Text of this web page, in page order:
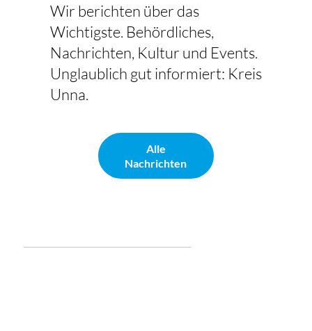
Wir berichten über das
Wichtigste. Behördliches,
Nachrichten, Kultur und Events.
Unglaublich gut informiert: Kreis
Unna.
Alle
Nachrichten